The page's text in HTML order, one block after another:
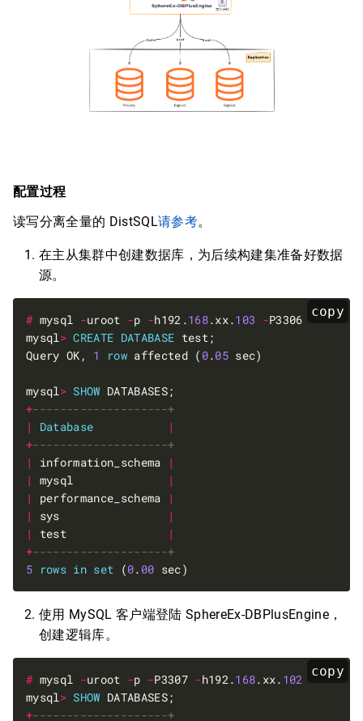
配置过程
读写分离全量的 DistSQL请参考。
在主从集群中创建数据库，为后续构建集准备好数据
源。
copy
# mysql -uroot -p -h192.168.xx.103 -
mysql> CREATE DATABASE
Query OK, 1 row affected ( 0.05
mysql> SHOW
+
|
Database
|
+
|
information_schema
|
|
mysql
|
|
performance_schema
|
|
sys
|
|
test
|
+
5 rows in set (0. 00
使用 MySQL 客户端登陆 SphereEx-DBPlusEngine，
创建逻辑库。
copy
# mysql -uroot -p -P3307 -h192.168.xx. 102
mysql> SHOW
+